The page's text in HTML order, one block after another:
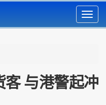
与港警起冲